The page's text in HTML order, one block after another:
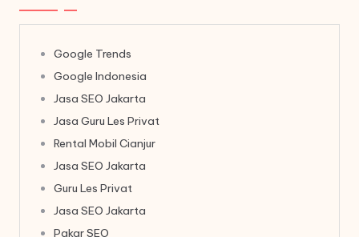
Google Trends
Google Indonesia
Jasa SEO Jakarta
Jasa Guru Les Privat
Rental Mobil Cianjur
Jasa SEO Jakarta
Guru Les Privat
Jasa SEO Jakarta
Pakar SEO